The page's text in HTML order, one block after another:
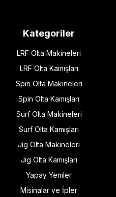
Kategoriler
LRF Olta Makineleri
LRF Olta Kamışları
Spin Olta Makineleri
Spin Olta Kamışları
Surf Olta Makineleri
Surf Olta Kamışları
Jig Olta Makineleri
Jig Olta Kamışları
Yapay Yemler
Misinalar ve İpler